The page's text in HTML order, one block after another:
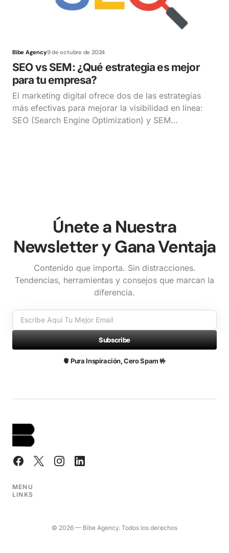
Bibe Agency9 de octubre de 2024
SEO vs SEM: ¿Qué estrategia es mejor
para tu empresa?
El marketing digital ofrece dos de las estrategias
más efectivas para mejorar la visibilidad en línea:
SEO (Search Engine Optimization) y SEM…
Únete a Nuestra
Newsletter y Gana Ventaja
Contenido que importa. Sin distracciones.
Tendencias, herramientas y consejos que marcan la
diferencia.
Subscribe
🫀 Pura Inspiración, Cero Spam 🤟
MENU
LINKS
© 2026 — Bibe Agency. Todos los derechos